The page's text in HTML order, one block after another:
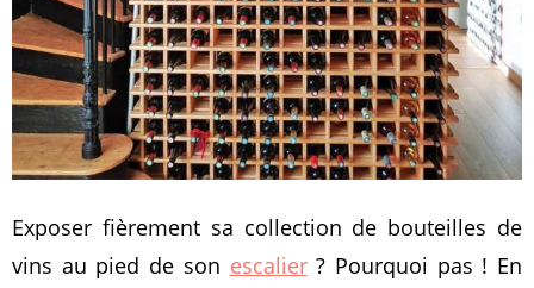
Exposer fièrement sa collection de bouteilles de
vins au pied de son escalier? Pourquoi pas ! En